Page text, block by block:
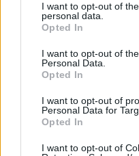
not limited to your visit or
grant or deny consent to
use your data for below
consent section.
I want to opt-out of
personal data.
Opted In
I want to opt-out of
Personal Data.
Opted In
I want to opt-out of
Personal Data for
Opted In
I want to opt-out of